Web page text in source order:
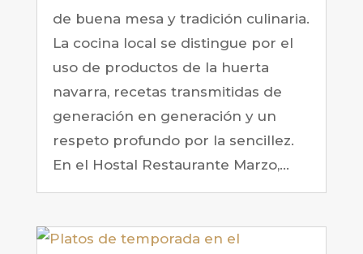
de buena mesa y tradición culinaria.
La cocina local se distingue por el
uso de productos de la huerta
navarra, recetas transmitidas de
generación en generación y un
respeto profundo por la sencillez.
En el Hostal Restaurante Marzo,...